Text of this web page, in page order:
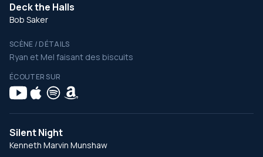
Deck the Halls
Bob Saker
SCÈNE / DÉTAILS
Ryan et Mel faisant des biscuits
ÉCOUTER SUR
Silent Night
Kenneth Marvin Munshaw